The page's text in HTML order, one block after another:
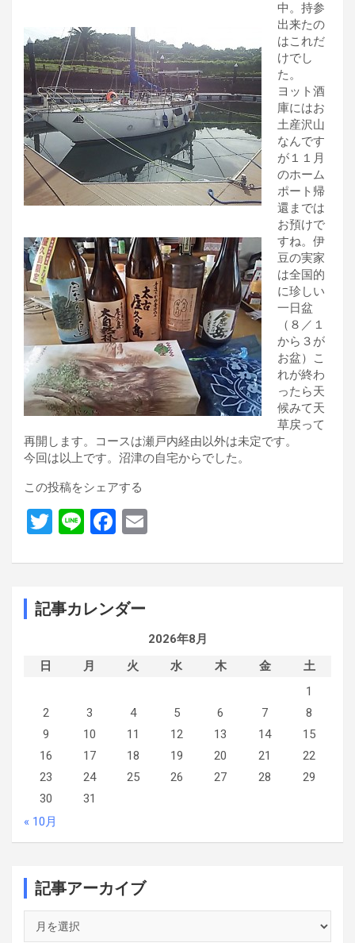
中。持参
出来たの
はこれだ
けでし
た。
ヨット酒
庫にはお
土産沢山
なんです
が１１月
のホーム
ポート帰
還までは
お預けで
すね。伊
豆の実家
は全国的
に珍しい
一日盆
（８／１
から３が
お盆）こ
れが終わ
ったら天
候みて天
草戻って
再開します。コースは瀬戸内経由以外は未定です。
今回は以上です。沼津の自宅からでした。
この投稿をシェアする
T
tt
er
Li
e
F
ce
b
o
k
ail
記事カレンダー
2026年8月
日
月 火 水 木 金
土
1
2
3 4 5 6 7
8
9
10 11 12 13 14
15
16
17 18 19 20 21
22
23
24 25 26 27 28
29
30
31
« 10月
記事アーカイブ